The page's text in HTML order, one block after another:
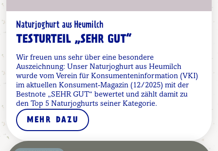
Naturjoghurt aus Heumilch
TESTURTEIL „SEHR GUT“
Wir freuen uns sehr über eine besondere
Auszeichnung: Unser Naturjoghurt aus Heumilch
wurde vom Verein für Konsumenteninformation (VKI)
im aktuellen Konsument-Magazin (12/2025) mit der
Bestnote „SEHR GUT“ bewertet und zählt damit zu
den Top 5 Naturjoghurts seiner Kategorie.
MEHR DAZU